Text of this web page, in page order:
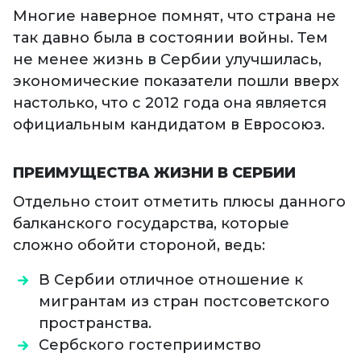
Многие наверное помнят, что страна не
так давно была в состоянии войны. Тем
не менее жизнь в Сербии улучшилась,
экономические показатели пошли вверх
настолько, что с 2012 года она является
официальным кандидатом в Евросоюз.
ПРЕИМУЩЕСТВА ЖИЗНИ В СЕРБИИ
Отдельно стоит отметить плюсы данного
балканского государства, которые
сложно обойти стороной, ведь:
В Сербии отличное отношение к
мигрантам из стран постсоветского
пространства.
Сербского гостеприимство